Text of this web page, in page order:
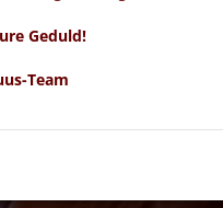
Geduld!
Team